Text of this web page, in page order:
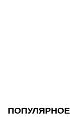
ПОПУЛЯРНОЕ